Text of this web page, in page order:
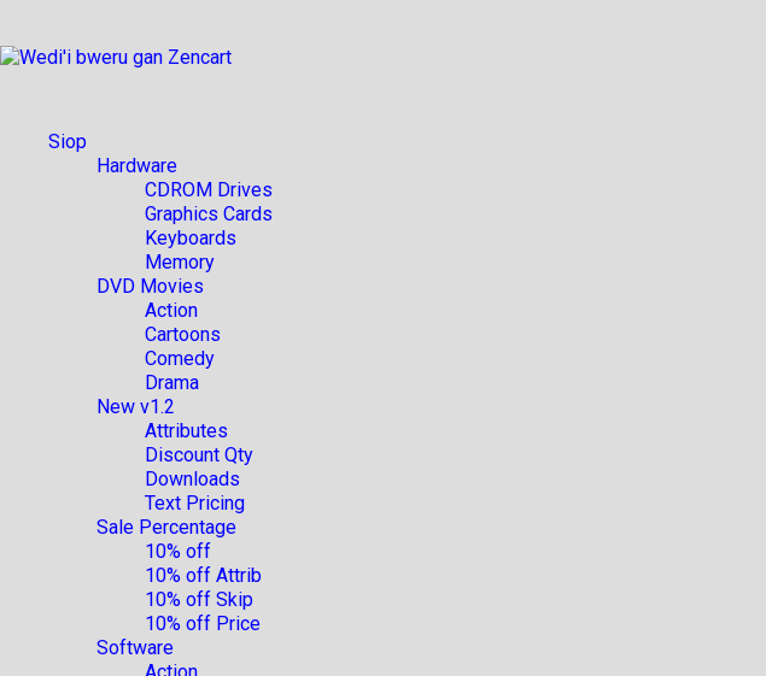
Siop
Hardware
CDROM Drives
Graphics Cards
Keyboards
Memory
DVD Movies
Action
Cartoons
Comedy
Drama
New v1.2
Attributes
Discount Qty
Downloads
Text Pricing
Sale Percentage
10% off
10% off Attrib
10% off Skip
10% off Price
Software